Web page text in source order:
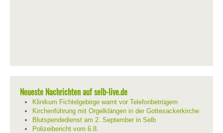
Neueste Nachrichten auf selb-live.de
Klinikum Fichtelgebirge warnt vor Telefonbetrügern
Kirchenführung mit Orgelklängen in der Gottesackerkirche
Blutspendedienst am 2. September in Selb
Polizeibericht vom 6.8.